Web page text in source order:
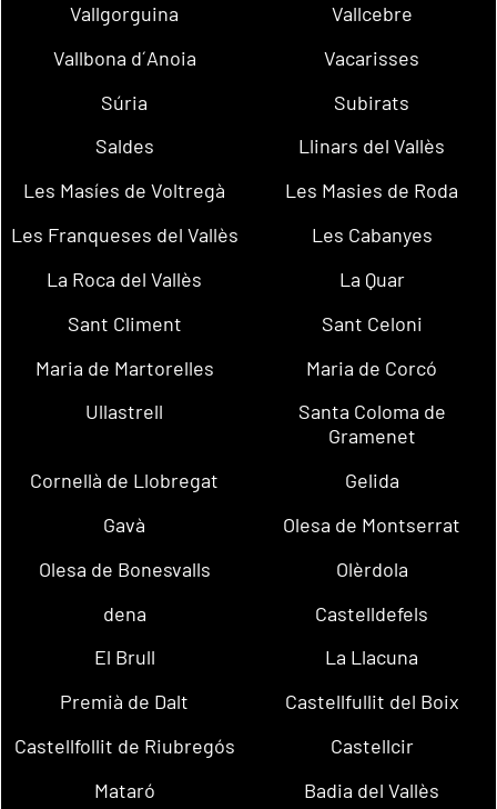
Vallgorguina
Vallcebre
Vallbona d´Anoia
Vacarisses
Súria
Subirats
Saldes
Llinars del Vallès
Les Masíes de Voltregà
Les Masies de Roda
Les Franqueses del Vallès
Les Cabanyes
La Roca del Vallès
La Quar
Sant Climent
Sant Celoni
Maria de Martorelles
Maria de Corcó
Ullastrell
Santa Coloma de
Gramenet
Cornellà de Llobregat
Gelida
Gavà
Olesa de Montserrat
Olesa de Bonesvalls
Olèrdola
dena
Castelldefels
El Brull
La Llacuna
Premià de Dalt
Castellfullit del Boix
Castellfollit de Riubregós
Castellcir
Mataró
Badia del Vallès